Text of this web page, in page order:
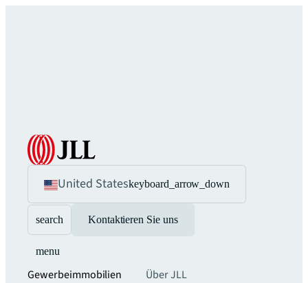
United Stateskeyboard_arrow_down
search Kontaktieren Sie uns
menu
Gewerbeimmobilien
Über JLL